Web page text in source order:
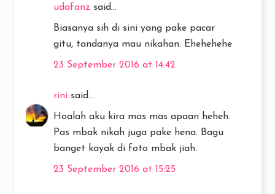
udafanz said...
Biasanya sih di sini yang pake pacar
gitu, tandanya mau nikahan. Ehehehehe
23 September 2016 at 14:42
rini said...
Hoalah aku kira mas mas apaan heheh.
Pas mbak nikah juga pake hena. Bagu
banget kayak di foto mbak jiah.
23 September 2016 at 15:25